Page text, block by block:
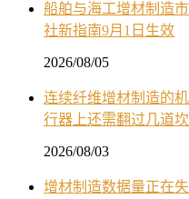
船舶与海工增材制造
社新指南9月1日生效
2026/08/05
连续纤维增材制造的
行器上还需翻过几道坎
2026/08/03
增材制造数据量正在